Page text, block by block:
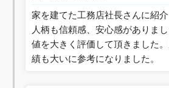
家を建てた工務店社長さんに紹
人柄も信頼感、安心感がありま
値を大きく評価して頂きました
績も大いに参考になりました。